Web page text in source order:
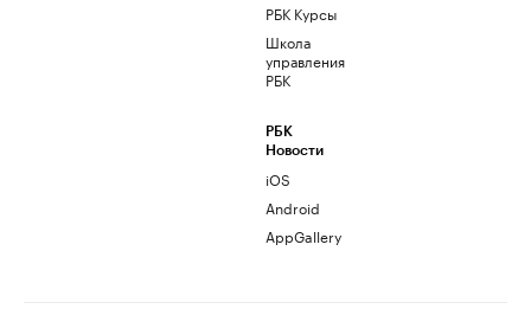
РБК Курсы
Школа
управления
РБК
РБК
Новости
iOS
Android
AppGallery